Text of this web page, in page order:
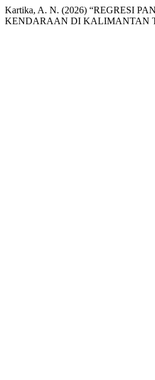
Kartika, A. N. (2026) “REGRESI
KENDARAAN DI KALIMANTAN